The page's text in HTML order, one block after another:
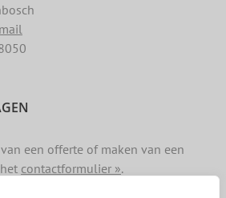
een offerte of maken van een
contactformulier ».